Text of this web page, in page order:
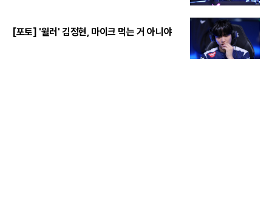
[포토] '윌러' 김정현, 마이크 먹는 거 아니야